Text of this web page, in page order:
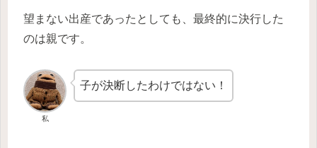
望まない出産であったとしても、最終的に決行した
のは親です。
私
子が決断したわけではない！